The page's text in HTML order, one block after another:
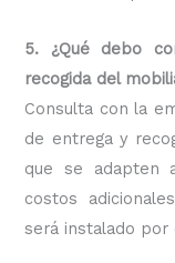
5. ¿Qué debo
recogida del
Consulta con la
de entrega y
que se adapten
costos
será instalado por